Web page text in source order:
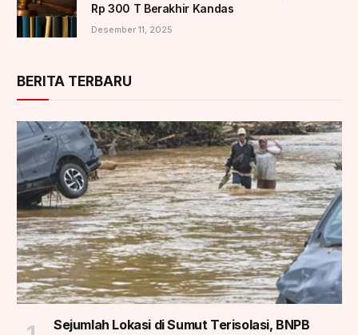
Rp 300 T Berakhir Kandas
Desember 11, 2025
BERITA TERBARU
Sejumlah Lokasi di Sumut Terisolasi, BNPB